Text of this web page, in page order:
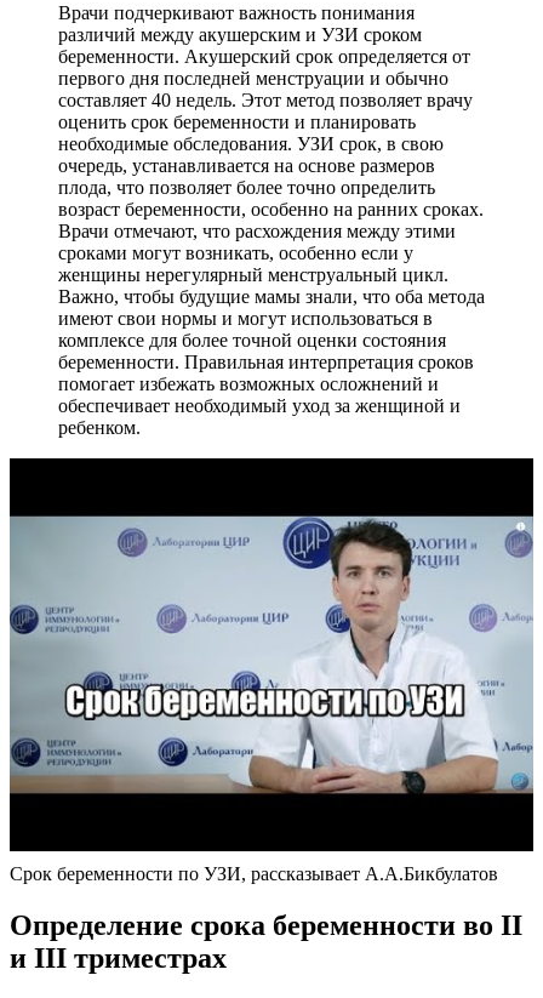
Врачи подчеркивают важность понимания
различий между акушерским и УЗИ сроком
беременности. Акушерский срок определяется от
первого дня последней менструации и обычно
составляет 40 недель. Этот метод позволяет врачу
оценить срок беременности и планировать
необходимые обследования. УЗИ срок, в свою
очередь, устанавливается на основе размеров
плода, что позволяет более точно определить
возраст беременности, особенно на ранних сроках.
Врачи отмечают, что расхождения между этими
сроками могут возникать, особенно если у
женщины нерегулярный менструальный цикл.
Важно, чтобы будущие мамы знали, что оба метода
имеют свои нормы и могут использоваться в
комплексе для более точной оценки состояния
беременности. Правильная интерпретация сроков
помогает избежать возможных осложнений и
обеспечивает необходимый уход за женщиной и
ребенком.
Срок беременности по УЗИ, рассказывает А.А.Бикбулатов
Определение срока беременности во II
и III триместрах